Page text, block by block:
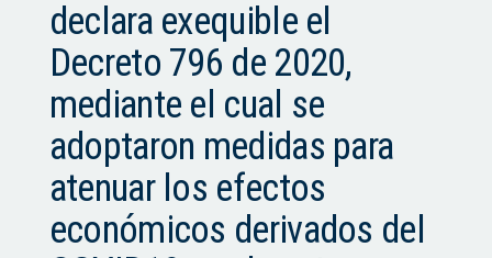
declara exequible el
Decreto 796 de 2020,
mediante el cual se
adoptaron medidas para
atenuar los efectos
económicos derivados del